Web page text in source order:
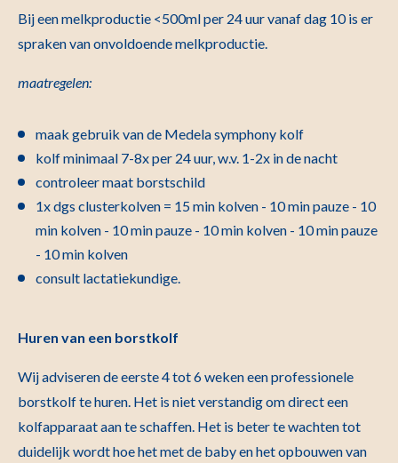
Bij een melkproductie <500ml per 24 uur vanaf dag 10 is er
spraken van onvoldoende melkproductie.
maatregelen:
maak gebruik van de Medela symphony kolf
kolf minimaal 7-8x per 24 uur, w.v. 1-2x in de nacht
controleer maat borstschild
1x dgs clusterkolven = 15 min kolven - 10 min pauze - 10
min kolven - 10 min pauze - 10 min kolven - 10 min pauze
- 10 min kolven
consult lactatiekundige.
Huren van een borstkolf
Wij adviseren de eerste 4 tot 6 weken een professionele
borstkolf te huren. Het is niet verstandig om direct een
kolfapparaat aan te schaffen. Het is beter te wachten tot
duidelijk wordt hoe het met de baby en het opbouwen van